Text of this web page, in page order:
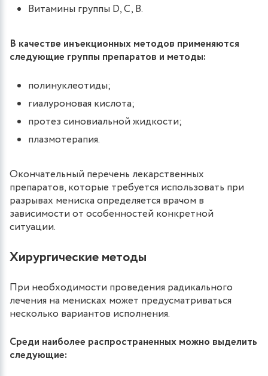
Витамины группы D, С, B.
В качестве инъекционных методов применяются
следующие группы препаратов и методы:
полинуклеотиды;
гиалуроновая кислота;
протез синовиальной жидкости;
плазмотерапия.
Окончательный перечень лекарственных
препаратов, которые требуется использовать при
разрывах мениска определяется врачом в
зависимости от особенностей конкретной
ситуации.
Хирургические методы
При необходимости проведения радикального
лечения на менисках может предусматриваться
несколько вариантов исполнения.
Среди наиболее распространенных можно выделить
следующие: